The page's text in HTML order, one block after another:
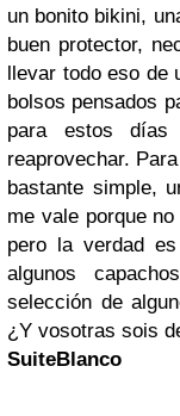
un bonito bikini,
buen protector,
llevar todo eso de
bolsos pensados
para estos días
reaprovechar.
bastante simple,
me vale porque
pero la verdad
algunos
selección de
¿Y vosotras sois
SuiteBlanco